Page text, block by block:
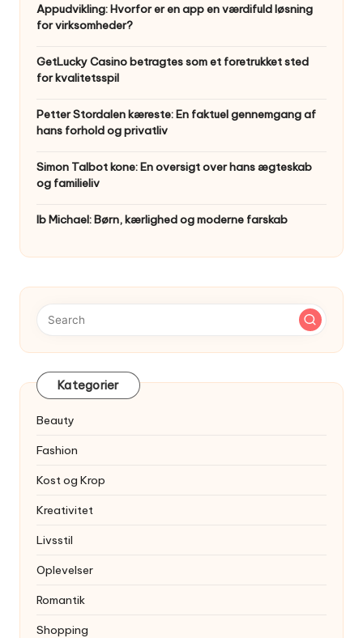
Appudvikling: Hvorfor er en app en værdifuld løsning
for virksomheder?
GetLucky Casino betragtes som et foretrukket sted
for kvalitetsspil
Petter Stordalen kæreste: En faktuel gennemgang af
hans forhold og privatliv
Simon Talbot kone: En oversigt over hans ægteskab
og familieliv
Ib Michael: Børn, kærlighed og moderne farskab
Kategorier
Beauty
Fashion
Kost og Krop
Kreativitet
Livsstil
Oplevelser
Romantik
Shopping